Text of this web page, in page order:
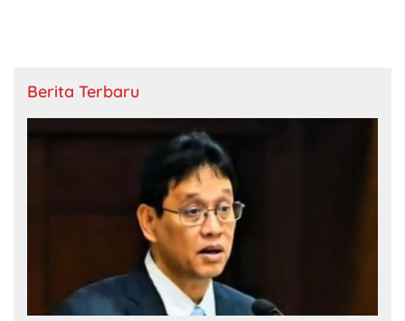
Berita Terbaru